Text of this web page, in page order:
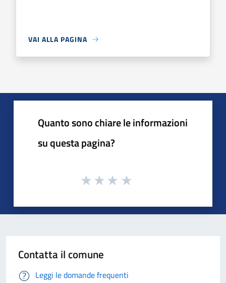
VAI ALLA PAGINA
Quanto sono chiare le informazioni
su questa pagina?
Contatta il comune
Leggi le domande frequenti